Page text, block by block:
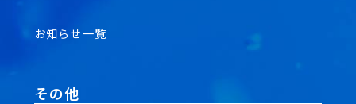
お知らせ一覧
その他